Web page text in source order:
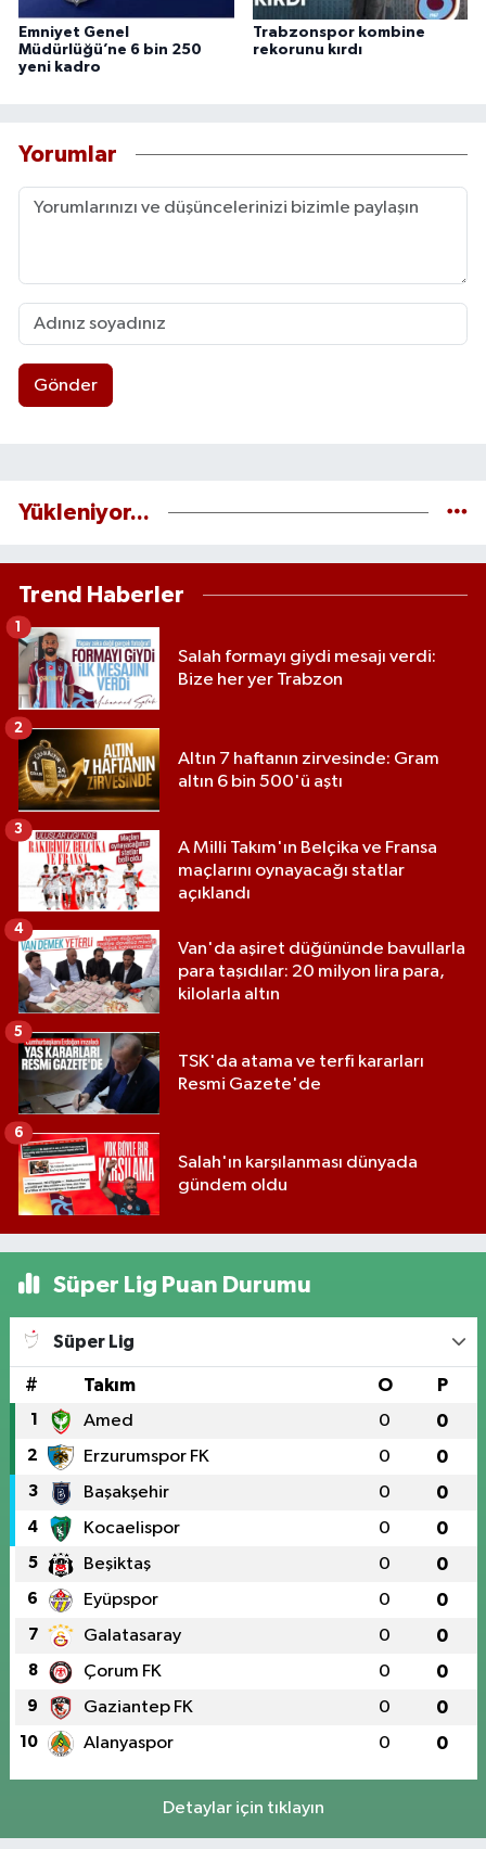
Emniyet Genel
Müdürlüğü’ne 6 bin 250
yeni kadro
Trabzonspor kombine
rekorunu kırdı
Yorumlar
Gönder
Yükleniyor...
Trend Haberler
Salah formayı giydi mesajı verdi:
Bize her yer Trabzon
1
Altın 7 haftanın zirvesinde: Gram
altın 6 bin 500'ü aştı
2
A Milli Takım'ın Belçika ve Fransa
maçlarını oynayacağı statlar
açıklandı
3
Van'da aşiret düğününde bavullarla
para taşıdılar: 20 milyon lira para,
kilolarla altın
4
TSK'da atama ve terfi kararları
Resmi Gazete'de
5
Salah'ın karşılanması dünyada
gündem oldu
6
Süper Lig Puan Durumu
Süper Lig
# Takım O P
1 Amed 0 0
2 Erzurumspor FK 0 0
3 Başakşehir 0 0
4 Kocaelispor 0 0
5 Beşiktaş 0 0
6 Eyüpspor 0 0
7 Galatasaray 0 0
8 Çorum FK 0 0
9 Gaziantep FK 0 0
10 Alanyaspor 0 0
Detaylar için tıklayın